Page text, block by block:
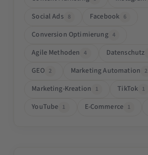
Social Ads 8 Facebook 6
Conversion Optimierung 4
Agile Methoden 4 Datenschutz
GEO 2 Marketing Automation 2
Marketing-Kreation 1 TikTok 1
YouTube 1 E-Commerce 1